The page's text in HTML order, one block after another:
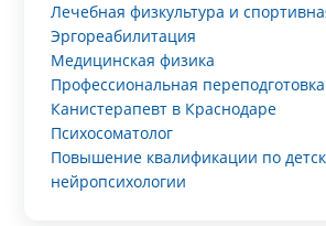
Лечебная физкультура и
Эргореабилитация
Медицинская физика
Профессиональная
Канистерапевт в Краснодаре
Психосоматолог
Повышение квалификации по
нейропсихологии